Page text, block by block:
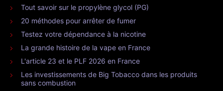
Tout savoir sur le propylène glycol (PG)
20 méthodes pour arrêter de fumer
Testez votre dépendance à la nicotine
La grande histoire de la vape en France
L'article 23 et le PLF 2026 en France
Les investissements de Big Tobacco dans les produits
sans combustion